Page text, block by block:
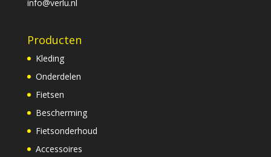
info@verlu.nl
Producten
Kleding
Onderdelen
Fietsen
Bescherming
Fietsonderhoud
Accessoires